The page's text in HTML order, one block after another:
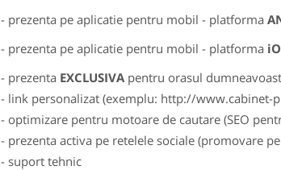
- prezenta pe aplicatie pentru mobil - platforma
- prezenta pe aplicatie pentru mobil - platforma
- prezenta EXCLUSIVApentru orasul
- link personalizat (exemplu: http://
- optimizare pentru motoare de cautare (SEO
- prezenta activa pe retelele sociale (promovare
- suport tehnic